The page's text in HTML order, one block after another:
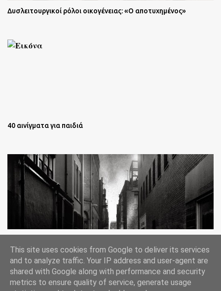
Δυσλειτουργικοί ρόλοι οικογένειας: «Ο αποτυχημένος»
40 αινίγματα για παιδιά
Lee Jeffries
This site uses cookies from Google to deliver its services
and to analyze traffic. Your IP address and user-agent are
shared with Google along with performance and security
metrics to ensure quality of service, generate usage